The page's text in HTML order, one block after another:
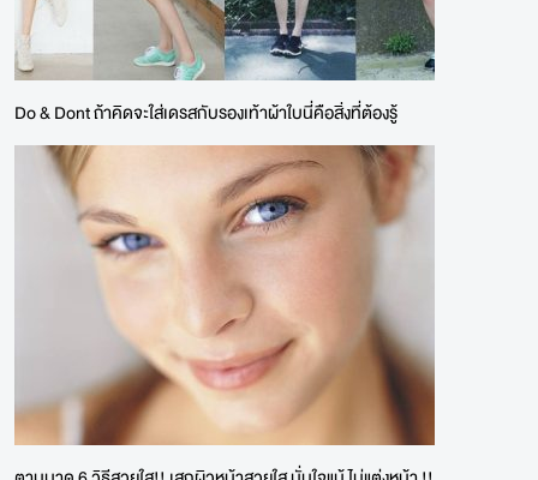
Do & Dont ถ้าคิดจะใส่เดรสกับรองเท้าผ้าใบนี่คือสิ่งที่ต้องรู้